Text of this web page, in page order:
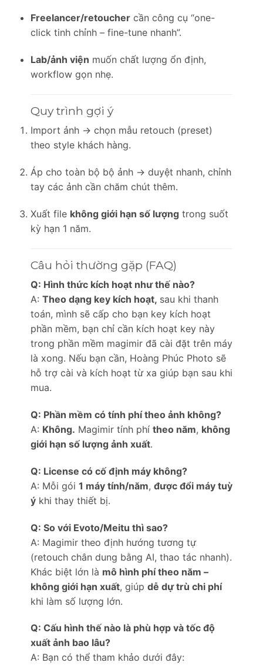
Freelancer/retouchercần công cụ “one-
click tinh chỉnh – fine-tune nhanh”.
Lab/ảnh viện muốn chất lượng ổn định,
workflow gọn nhẹ.
Quy trình gợi ý
Import ảnh → chọn mẫu retouch (preset)
theo style khách hàng.
Áp cho toàn bộ bộ ảnh → duyệt nhanh, chỉnh
tay các ảnh cần chăm chút thêm.
Xuất file không giới hạn số lượngtrong suốt
kỳ hạn 1 năm.
Câu hỏi thường gặp (FAQ)
Q: Hình thức kích hoạt như thế nào?
A: Theo dạng key kích hoạt, sau khi thanh
toán, mình sẽ cấp cho bạn key kích hoạt
phần mềm, bạn chỉ cần kích hoạt key này
trong phần mềm magimir đã cài đặt trên máy
là xong. Nếu bạn cần, Hoàng Phúc Photo sẽ
hỗ trợ cài và kích hoạt từ xa giúp bạn sau khi
mua.
Q: Phần mềm có tính phí theo ảnh không?
A: Không. Magimir tính phí theo năm, không
giới hạn số lượng ảnh xuất.
Q: License có cố định máy không?
A: Mỗi gói 1 máy tính/năm, được đổi máy tuỳ
ýkhi thay thiết bị.
Q: So với Evoto/Meitu thì sao?
A: Magimir theo định hướng tương tự
(retouch chân dung bằng AI, thao tác nhanh).
Khác biệt lớn là mô hình phí theo năm –
không giới hạn xuất, giúp dễ dự trù chi phí
khi làm số lượng lớn.
Q: Cấu hình thế nào là phù hợp và tốc độ
xuất ảnh bao lâu?
A: Bạn có thể tham khảo dưới đây: